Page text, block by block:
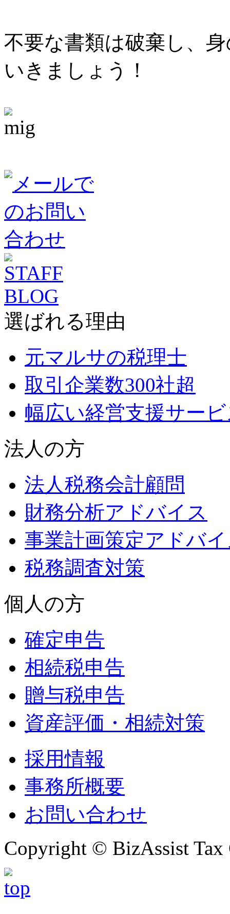
不要な書類は破棄し、
いきましょう！
選ばれる理由
元マルサの税理士
取引企業数300社超
幅広い経営支援サー
法人の方
法人税務会計顧問
財務分析アドバイス
事業計画策定アドバ
税務調査対策
個人の方
確定申告
相続税申告
贈与税申告
資産評価・相続対策
採用情報
事務所概要
お問い合わせ
Copyright © BizAssist Tax